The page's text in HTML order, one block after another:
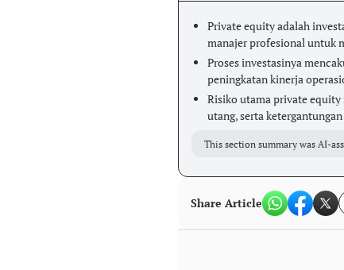
Private equity adalah
manajer profesional untuk
Proses investasinya
peningkatan kinerja
Risiko utama private
utang, serta
This section summary was AI-
Share Article